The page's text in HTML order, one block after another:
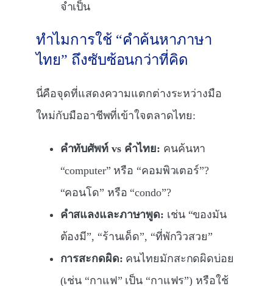
จำเป็น
ทำไมการใช้ “คำค้นหาภาษา
ไทย” ถึงซับซ้อนกว่าที่คิด
นี่คือจุดที่แสดงความแตกต่างระหว่างมือ
ใหม่กับมืออาชีพที่เข้าใจตลาดไทย:
คำทับศัพท์ vs คำไทย: คนค้นหา
“computer” หรือ “คอมพิวเตอร์”?
“คอนโด” หรือ “condo”?
คำสแลงและภาษาพูด: เช่น “ของมัน
ต้องมี”, “ร้านเด็ด”, “ที่พักวิวสวย”
การสะกดผิด: คนไทยมักสะกดผิดบ่อย
(เช่น “กาแฟ” เป็น “กาแฟร”) หรือใช้